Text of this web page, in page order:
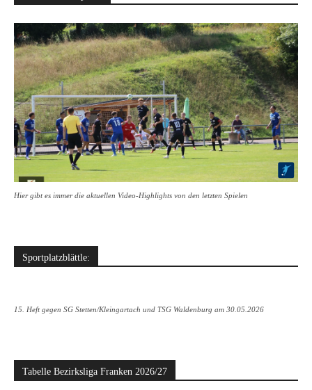
Hier gibt es immer die aktuellen Video-Highlights von den letzten Spielen
Sportplatzblättle:
15. Heft gegen SG Stetten/Kleingartach und TSG Waldenburg am 30.05.2026
Tabelle Bezirksliga Franken 2026/27